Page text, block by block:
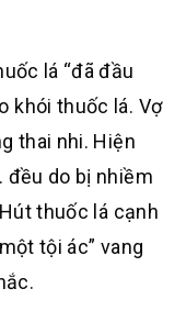
lá “đã đầu
khói thuốc lá. Vợ
thai nhi. Hiện
đều do bị nhiềm
thuốc lá cạnh
tội ác” vang